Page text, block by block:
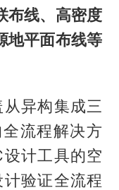
布线、高密度
地平面布线等
异构集成三
流程解决方
计工具的空
验证全流程